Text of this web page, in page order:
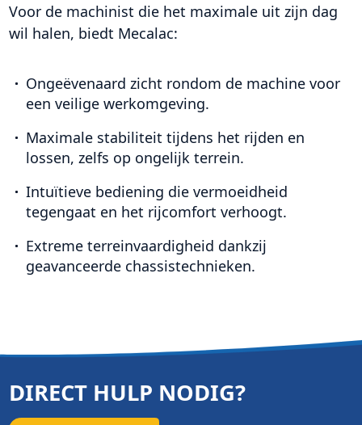
Voor de machinist die het maximale uit zijn dag
wil halen, biedt Mecalac:
Ongeëvenaard zicht rondom de machine voor
een veilige werkomgeving.
Maximale stabiliteit tijdens het rijden en
lossen, zelfs op ongelijk terrein.
Intuïtieve bediening die vermoeidheid
tegengaat en het rijcomfort verhoogt.
Extreme terreinvaardigheid dankzij
geavanceerde chassistechnieken.
DIRECT HULP NODIG?